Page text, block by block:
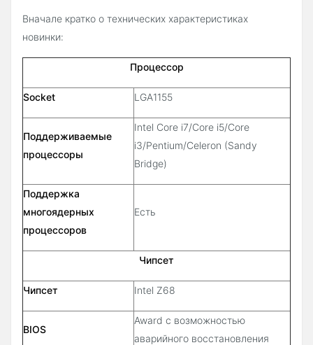
Вначале кратко о технических характеристиках
новинки:
Процессор
Socket LGA1155
Поддерживаемые
процессоры
Intel Core i7/Core i5/Core
i3/Pentium/Celeron (Sandy
Bridge)
Поддержка
многоядерных
процессоров
Есть
Чипсет
Чипсет Intel Z68
BIOS
Award c возможностью
аварийного восстановления